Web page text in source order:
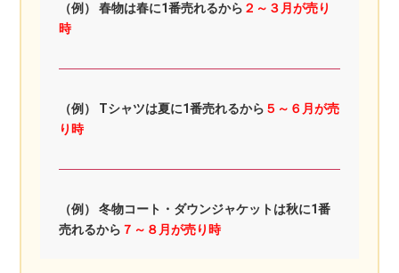
（例） 春物は春に1番売れるから ２～３月が売り
時
（例） Tシャツは夏に1番売れるから ５～６月が売
り時
（例） 冬物コート・ダウンジャケットは秋に1番
売れるから ７～８月が売り時